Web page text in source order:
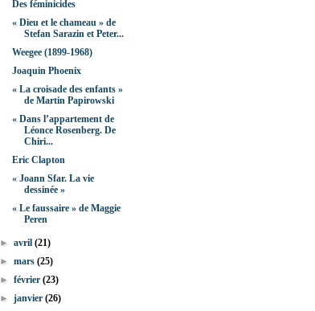
Des féminicides
« Dieu et le chameau » de
Stefan Sarazin et Peter...
Weegee (1899-1968)
Joaquin Phoenix
« La croisade des enfants »
de Martin Papirowski
« Dans l’appartement de
Léonce Rosenberg. De
Chiri...
Eric Clapton
« Joann Sfar. La vie
dessinée »
« Le faussaire » de Maggie
Peren
►avril(21)
►mars(25)
►février(23)
►janvier(26)